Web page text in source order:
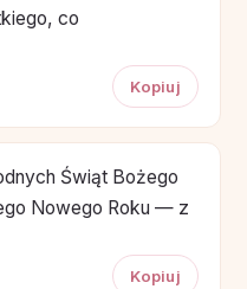
co
Kopiuj
Świąt Bożego
Nowego Roku — z
Kopiuj